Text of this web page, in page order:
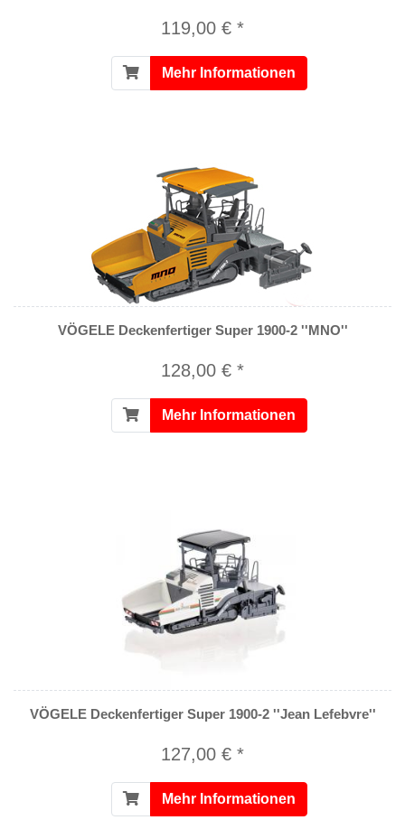
119,00 € *
Mehr Informationen
VÖGELE Deckenfertiger Super 1900-2 ''MNO''
128,00 € *
Mehr Informationen
VÖGELE Deckenfertiger Super 1900-2 ''Jean Lefebvre''
127,00 € *
Mehr Informationen